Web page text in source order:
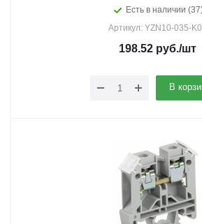
Есть в наличии
Артикул: YZN10-035-
198.52руб./шт
В